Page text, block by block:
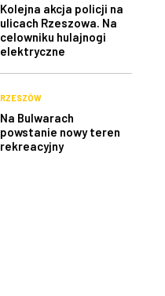
Kolejna akcja policji na
ulicach Rzeszowa. Na
celowniku hulajnogi
elektryczne
RZESZÓW
Na Bulwarach
powstanie nowy teren
rekreacyjny